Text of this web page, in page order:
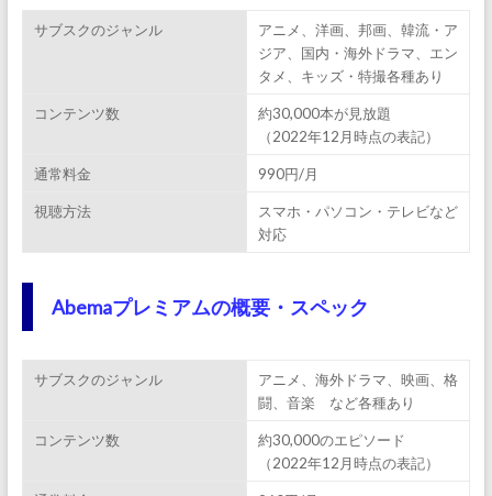
サブスクのジャンル
アニメ、洋画、邦画、韓流・ア
ジア、国内・海外ドラマ、エン
タメ、キッズ・特撮各種あり
コンテンツ数
約30,000本が見放題
（2022年12月時点の表記）
通常料金 990円/月
視聴方法
スマホ・パソコン・テレビなど
対応
Abemaプレミアムの概要・スペック
サブスクのジャンル
アニメ、海外ドラマ、映画、格
闘、音楽 など各種あり
コンテンツ数
約30,000のエピソード
（2022年12月時点の表記）